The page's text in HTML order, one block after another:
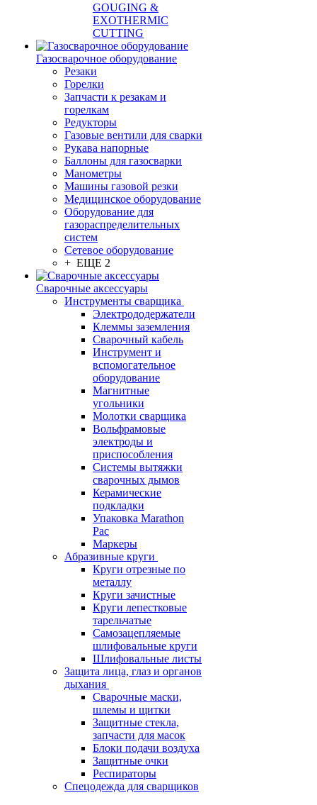
GOUGING &
EXOTHERMIC
CUTTING
Газосварочное оборудование
Резаки
Горелки
Запчасти к резакам и
горелкам
Редукторы
Газовые вентили для сварки
Рукава напорные
Баллоны для газосварки
Манометры
Машины газовой резки
Медицинское оборудование
Оборудование для
газораспределительных
систем
Сетевое оборудование
+ ЕЩЕ 2
Сварочные аксессуары
Инструменты сварщика
Электрододержатели
Клеммы заземления
Сварочный кабель
Инструмент и
вспомогательное
оборудование
Магнитные
угольники
Молотки сварщика
Вольфрамовые
электроды и
приспособления
Системы вытяжки
сварочных дымов
Керамические
подкладки
Упаковка Marathon
Pac
Маркеры
Абразивные круги
Круги отрезные по
металлу
Круги зачистные
Круги лепестковые
тарельчатые
Самозацепляемые
шлифовальные круги
Шлифовальные листы
Защита лица, глаз и органов
дыхания
Сварочные маски,
шлемы и щитки
Защитные стекла,
запчасти для масок
Блоки подачи воздуха
Защитные очки
Респираторы
Спецодежда для сварщиков